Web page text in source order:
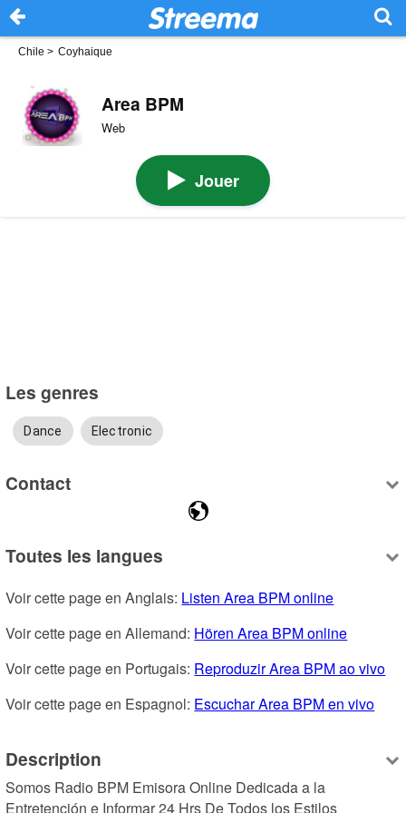
Chile > Coyhaique
Area BPM
Web
Jouer
Les genres
Dance Electronic
Contact
Toutes les langues
Voir cette page en Anglais: Listen Area BPM online
Voir cette page en Allemand: Hören Area BPM online
Voir cette page en Portugais: Reproduzir Area BPM ao vivo
Voir cette page en Espagnol: Escuchar Area BPM en vivo
Description
Somos Radio BPM Emisora Online Dedicada a la
Entretención e Informar 24 Hrs De Todos los Estilos